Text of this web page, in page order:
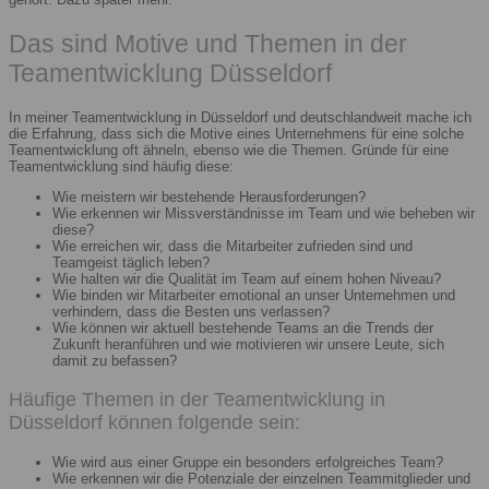
Das sind Motive und Themen in der
Teamentwicklung Düsseldorf
In meiner Teamentwicklung in Düsseldorf und deutschlandweit mache ich
die Erfahrung, dass sich die Motive eines Unternehmens für eine solche
Teamentwicklung oft ähneln, ebenso wie die Themen. Gründe für eine
Teamentwicklung sind häufig diese:
Wie meistern wir bestehende Herausforderungen?
Wie erkennen wir Missverständnisse im Team und wie beheben wir
diese?
Wie erreichen wir, dass die Mitarbeiter zufrieden sind und
Teamgeist täglich leben?
Wie halten wir die Qualität im Team auf einem hohen Niveau?
Wie binden wir Mitarbeiter emotional an unser Unternehmen und
verhindern, dass die Besten uns verlassen?
Wie können wir aktuell bestehende Teams an die Trends der
Zukunft heranführen und wie motivieren wir unsere Leute, sich
damit zu befassen?
Häufige Themen in der Teamentwicklung in
Düsseldorf können folgende sein:
Wie wird aus einer Gruppe ein besonders erfolgreiches Team?
Wie erkennen wir die Potenziale der einzelnen Teammitglieder und